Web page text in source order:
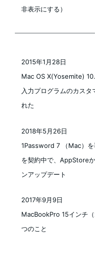
非表示にする）
Mac OS X(Yosemite)
入力プログラムのカス
れた
2015年1月28日
1Password 7 （Mac）
を契約中で、AppStore
ンアップデート
2018年5月26日
MacBookPro 15インチ
つのこと
2017年9月9日